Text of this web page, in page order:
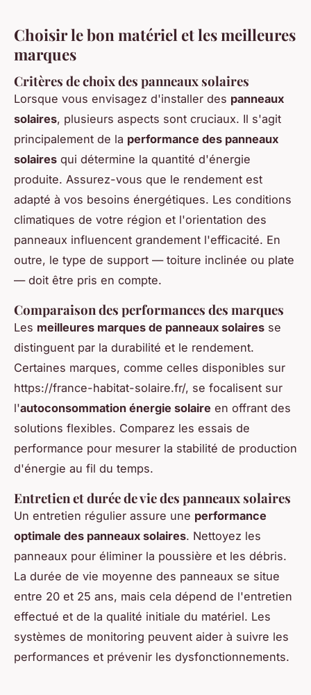
Choisir le bon matériel et les meilleures
marques
Critères de choix des panneaux solaires
Lorsque vous envisagez d'installer des panneaux
solaires, plusieurs aspects sont cruciaux. Il s'agit
principalement de la performance des panneaux
solaires qui détermine la quantité d'énergie
produite. Assurez-vous que le rendement est
adapté à vos besoins énergétiques. Les conditions
climatiques de votre région et l'orientation des
panneaux influencent grandement l'efficacité. En
outre, le type de support — toiture inclinée ou plate
— doit être pris en compte.
Comparaison des performances des marques
Les meilleures marques de panneaux solaires se
distinguent par la durabilité et le rendement.
Certaines marques, comme celles disponibles sur
https://france-habitat-solaire.fr/, se focalisent sur
l'autoconsommation énergie solaire en offrant des
solutions flexibles. Comparez les essais de
performance pour mesurer la stabilité de production
d'énergie au fil du temps.
Entretien et durée de vie des panneaux solaires
Un entretien régulier assure une performance
optimale des panneaux solaires. Nettoyez les
panneaux pour éliminer la poussière et les débris.
La durée de vie moyenne des panneaux se situe
entre 20 et 25 ans, mais cela dépend de l'entretien
effectué et de la qualité initiale du matériel. Les
systèmes de monitoring peuvent aider à suivre les
performances et prévenir les dysfonctionnements.